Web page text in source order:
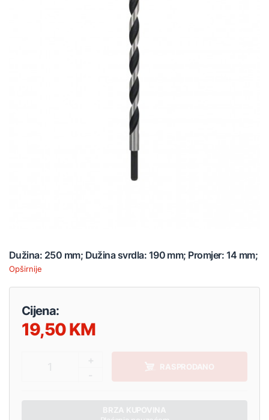
Dužina: 250 mm; Dužina svrdla: 190 mm; Promjer: 14 mm;
Opširnije
Cijena:
19,50
RASPRODANO